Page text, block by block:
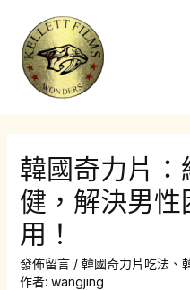
韓國奇力片
健，解決男
用！
發佈留言 / 韓國奇力片吃法、
作者: wangjing